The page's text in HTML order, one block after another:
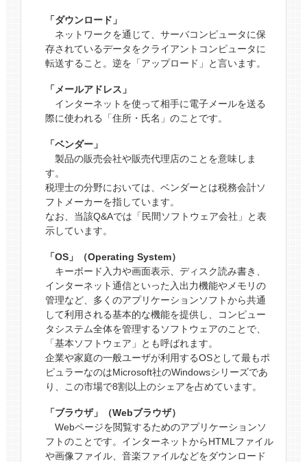
「ダウンロード」
ネットワークを通じて、サーバコンピュータに保
存されているデータをクライアントコンピュータに
転送すること。逆を「アップロード」と言います。
「メールアドレス」
インターネットを使って相手に電子メールを送る
際に使われる「住所・氏名」のことです。
「ベンダー」
製品の販売会社や販売代理店のことを意味しま
す。
税理士の分野においては、ベンダーとは税務会計ソ
フトメーカーを指しています。
なお、当該Q&Aでは「民間ソフトウェア会社」と表
示しています。
「OS」（Operating System）
キーボード入力や画面表示、ディスク読み書き、
インターネット通信といった入出力機能やメモリの
管理など、多くのアプリケーションソフトから共通
して利用される基本的な機能を提供し、コンピュー
タシステム全体を管理するソフトウェアのことで、
「基本ソフトウェア」とも呼ばれます。
企業や家庭の一般ユーザが利用するOSとして最もポ
ピュラーなのはMicrosoft社のWindowsシリーズであ
り、この市場で8割以上のシェアを占めています。
「ブラウザ」（Webブラウザ）
Webページを閲覧するためのアプリケーションソ
フトのことです。インターネットからHTMLファイル
や画像ファイル、音楽ファイルなどをダウンロード